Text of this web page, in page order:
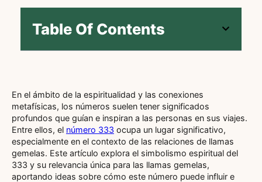
Table Of Contents
En el ámbito de la espiritualidad y las conexiones
metafísicas, los números suelen tener significados
profundos que guían e inspiran a las personas en sus viajes.
Entre ellos, el número 333 ocupa un lugar significativo,
especialmente en el contexto de las relaciones de llamas
gemelas. Este artículo explora el simbolismo espiritual del
333 y su relevancia única para las llamas gemelas,
aportando ideas sobre cómo este número puede influir e